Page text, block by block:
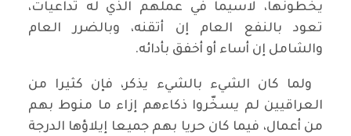
يخطونها، لاسيما في عملهم الذي له تداعيات،
تعود بالنفع العام إن أتقنه، وبالضرر العام
والشامل إن أساء أو أخفق بأدائه.
ولما كان الشيء بالشيء يذكر، فإن كثيرا من
العراقيين لم يسخّروا ذكاءهم إزاء ما منوط بهم
من أعمال، فيما كان حريا بهم جميعا إيلاؤها الدرجة